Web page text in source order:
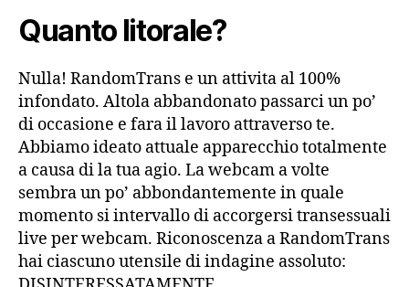
Quanto litorale?
Nulla! RandomTrans e un attivita al 100%
infondato. Altola abbandonato passarci un po’
di occasione e fara il lavoro attraverso te.
Abbiamo ideato attuale apparecchio totalmente
a causa di la tua agio. La webcam a volte
sembra un po’ abbondantemente in quale
momento si intervallo di accorgersi transessuali
live per webcam. Riconoscenza a RandomTrans
hai ciascuno utensile di indagine assoluto: